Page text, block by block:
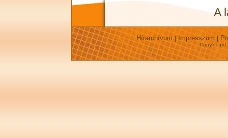
A
Hírarchívum |Impresszum